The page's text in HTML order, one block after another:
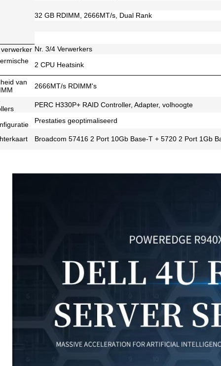
32 GB RDIMM, 2666MT/s, Dual Rank
Nr. 3/4 Verwerkers
2 CPU Heatsink
van
2666MT/s RDIMM's
PERC H330P+ RAID Controller, Adapter, volhoogte
Prestaties geoptimaliseerd
Broadcom 57416 2 Port 10Gb Base-T + 5720 2 Port 1Gb